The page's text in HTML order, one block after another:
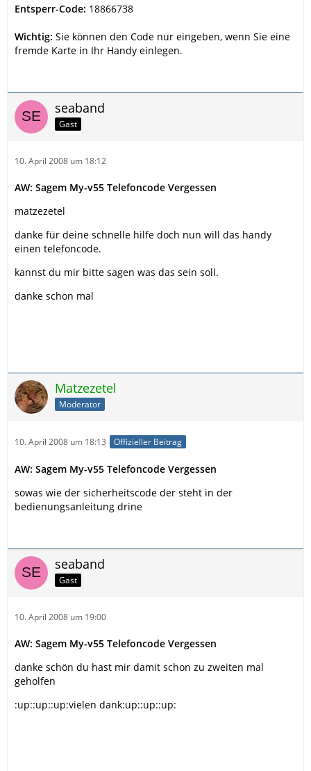
Entsperr-Code: 18866738
Wichtig: Sie können den Code nur eingeben, wenn Sie eine
fremde Karte in Ihr Handy einlegen.
seaband
Gast
10. April 2008 um 18:12
AW: Sagem My-v55 Telefoncode Vergessen
matzezetel
danke für deine schnelle hilfe doch nun will das handy
einen telefoncode.
kannst du mir bitte sagen was das sein soll.
danke schon mal
Matzezetel
Moderator
10. April 2008 um 18:13 Offizieller Beitrag
AW: Sagem My-v55 Telefoncode Vergessen
sowas wie der sicherheitscode der steht in der
bedienungsanleitung drine
seaband
Gast
10. April 2008 um 19:00
AW: Sagem My-v55 Telefoncode Vergessen
danke schön du hast mir damit schon zu zweiten mal
geholfen
:up::up::up:vielen dank:up::up::up: